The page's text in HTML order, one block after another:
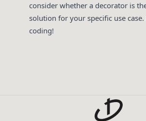
consider whether a decorator is
solution for your specific use
coding!